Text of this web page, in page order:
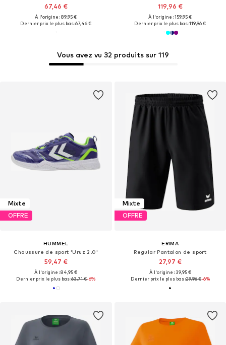
67,46 €
À l'origine : 89,95 €
Dernier prix le plus bas :67,46 €
119,96 €
À l'origine : 159,95 €
Dernier prix le plus bas :119,96 €
Vous avez vu 32 produits sur 119
Mixte
OFFRE
HUMMEL
Chaussure de sport 'Uruz 2.0'
59,47 €
À l'origine : 84,95 €
Dernier prix le plus bas :63,71 €-6%
Mixte
OFFRE
ERIMA
Regular Pantalon de sport
27,97 €
À l'origine : 39,95 €
Dernier prix le plus bas :29,96 €-6%